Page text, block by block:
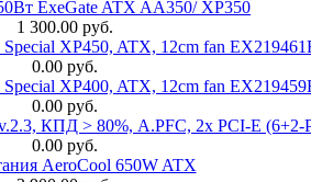
ExeGate ATX AA350/ XP350
1 300.00 руб.
XP450, ATX, 12cm fan
0.00 руб.
XP400, ATX, 12cm fan
0.00 руб.
КПД > 80%, A.PFC, 2x PCI-E (6+2-
0.00 руб.
AeroCool 650W ATX